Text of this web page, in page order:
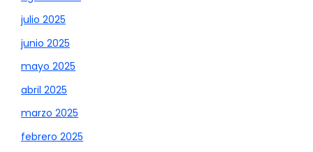
julio 2025
junio 2025
mayo 2025
abril 2025
marzo 2025
febrero 2025